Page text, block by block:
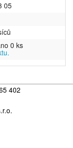
05
0 ks
402